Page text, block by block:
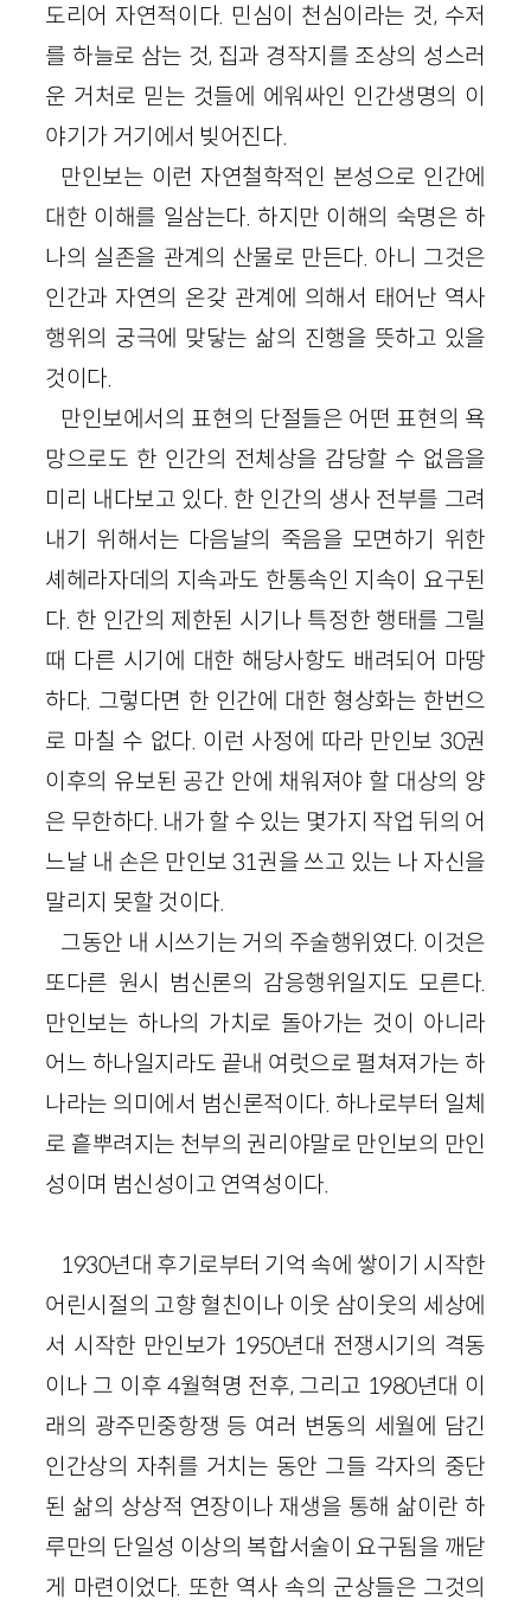
도리어 자연적이다. 민심이 천심이라는 것, 수저
를 하늘로 삼는 것, 집과 경작지를 조상의 성스러
운 거처로 믿는 것들에 에워싸인 인간생명의 이
야기가 거기에서 빚어진다.
만인보는 이런 자연철학적인 본성으로 인간에
대한 이해를 일삼는다. 하지만 이해의 숙명은 하
나의 실존을 관계의 산물로 만든다. 아니 그것은
인간과 자연의 온갖 관계에 의해서 태어난 역사
행위의 궁극에 맞닿는 삶의 진행을 뜻하고 있을
것이다.
만인보에서의 표현의 단절들은 어떤 표현의 욕
망으로도 한 인간의 전체상을 감당할 수 없음을
미리 내다보고 있다. 한 인간의 생사 전부를 그려
내기 위해서는 다음날의 죽음을 모면하기 위한
셰헤라자데의 지속과도 한통속인 지속이 요구된
다. 한 인간의 제한된 시기나 특정한 행태를 그릴
때 다른 시기에 대한 해당사항도 배려되어 마땅
하다. 그렇다면 한 인간에 대한 형상화는 한번으
로 마칠 수 없다. 이런 사정에 따라 만인보 30권
이후의 유보된 공간 안에 채워져야 할 대상의 양
은 무한하다. 내가 할 수 있는 몇가지 작업 뒤의 어
느날 내 손은 만인보 31권을 쓰고 있는 나 자신을
말리지 못할 것이다.
그동안 내 시쓰기는 거의 주술행위였다. 이것은
또다른 원시 범신론의 감응행위일지도 모른다.
만인보는 하나의 가치로 돌아가는 것이 아니라
어느 하나일지라도 끝내 여럿으로 펼쳐져가는 하
나라는 의미에서 범신론적이다. 하나로부터 일체
로 흩뿌려지는 천부의 권리야말로 만인보의 만인
성이며 범신성이고 연역성이다.
1930년대 후기로부터 기억 속에 쌓이기 시작한
어린시절의 고향 혈친이나 이웃 삼이웃의 세상에
서 시작한 만인보가 1950년대 전쟁시기의 격동
이나 그 이후 4월혁명 전후, 그리고 1980년대 이
래의 광주민중항쟁 등 여러 변동의 세월에 담긴
인간상의 자취를 거치는 동안 그들 각자의 중단
된 삶의 상상적 연장이나 재생을 통해 삶이란 하
루만의 단일성 이상의 복합서술이 요구됨을 깨닫
게 마련이었다. 또한 역사 속의 군상들은 그것의